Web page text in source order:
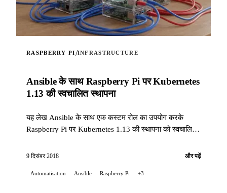
RASPBERRY PI/INFRASTRUCTURE
Ansible के साथ Raspberry Pi पर Kubernetes
1.13 की स्वचालित स्थापना
यह लेख Ansible के साथ एक कस्टम रोल का उपयोग करके
Raspberry Pi पर Kubernetes 1.13 की स्थापना को स्वचालित
9 दिसंबर 2018 और पढ़ें
Automatisation Ansible Raspberry Pi +3